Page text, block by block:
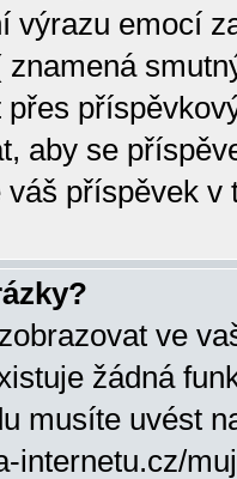
výrazu emocí
přes
aby se
příspěvek v
ve
žádná
musíte uvést
internetu.cz/